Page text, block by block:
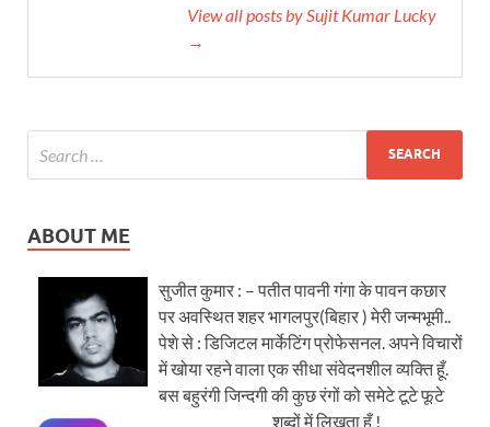
View all posts by Sujit Kumar Lucky
→
ABOUT ME
सुजीत कुमार : – पतीत पावनी गंगा के पावन कछार
पर अवस्थित शहर भागलपुर(बिहार ) मेरी जन्मभूमी..
पेशे से : डिजिटल मार्केटिंग प्रोफेसनल. अपने विचारों
में खोया रहने वाला एक सीधा संवेदनशील व्यक्ति हूँ.
बस बहुरंगी जिन्दगी की कुछ रंगों को समेटे टूटे फूटे
शब्दों में लिखता हूँ !